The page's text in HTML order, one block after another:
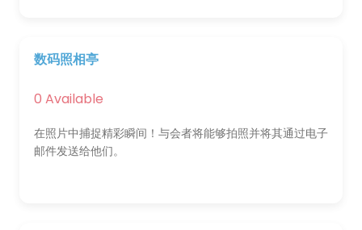
数码照相亭
0 Available
在照片中捕捉精彩瞬间！与会者将能够拍照并将其通过电子
邮件发送给他们。